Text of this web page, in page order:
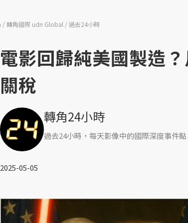
轉角國際 udn Global 過去24小時
電影回歸純美國製造
關稅
轉角24小時
過去24小時，每天影像中的國際深度事件點
2025-05-05